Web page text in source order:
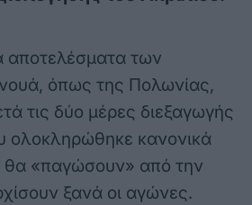
αποτελέσματα των
όπως της Πολωνίας,
τις δύο μέρες διεξαγωγής
ολοκληρώθηκε κανονικά
θα «παγώσουν» από την
ξανά οι αγώνες.